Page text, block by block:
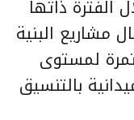
الفترة ذاتها
مشاريع البنية
لمستوى
بالتنسيق